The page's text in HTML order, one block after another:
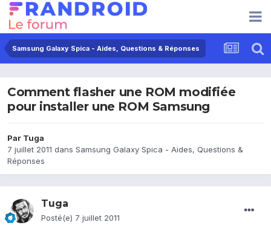
Samsung Galaxy Spica - Aides, Questions & Réponses
Comment flasher une ROM modifiée
pour installer une ROM Samsung
Par Tuga
7 juillet 2011 dans Samsung Galaxy Spica - Aides, Questions &
Réponses
Tuga
Posté(e) 7 juillet 2011